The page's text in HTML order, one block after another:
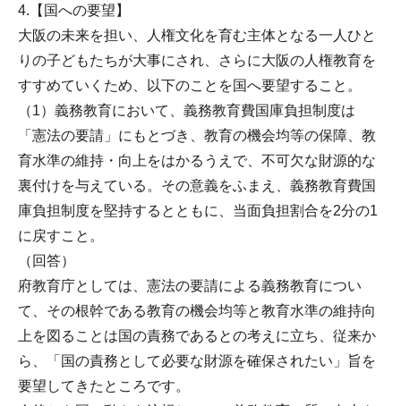
4.【国への要望】
大阪の未来を担い、人権文化を育む主体となる一人ひと
りの子どもたちが大事にされ、さらに大阪の人権教育を
すすめていくため、以下のことを国へ要望すること。
（1）義務教育において、義務教育費国庫負担制度は
「憲法の要請」にもとづき、教育の機会均等の保障、教
育水準の維持・向上をはかるうえで、不可欠な財源的な
裏付けを与えている。その意義をふまえ、義務教育費国
庫負担制度を堅持するとともに、当面負担割合を2分の1
に戻すこと。
（回答）
府教育庁としては、憲法の要請による義務教育につい
て、その根幹である教育の機会均等と教育水準の維持向
上を図ることは国の責務であるとの考えに立ち、従来か
ら、「国の責務として必要な財源を確保されたい」旨を
要望してきたところです。